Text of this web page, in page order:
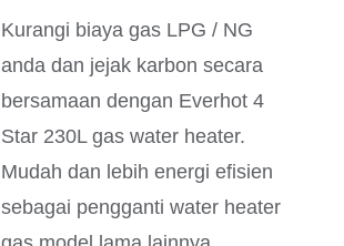
Kurangi biaya gas LPG / NG
anda dan jejak karbon secara
bersamaan dengan Everhot 4
Star 230L gas water heater.
Mudah dan lebih energi efisien
sebagai pengganti water heater